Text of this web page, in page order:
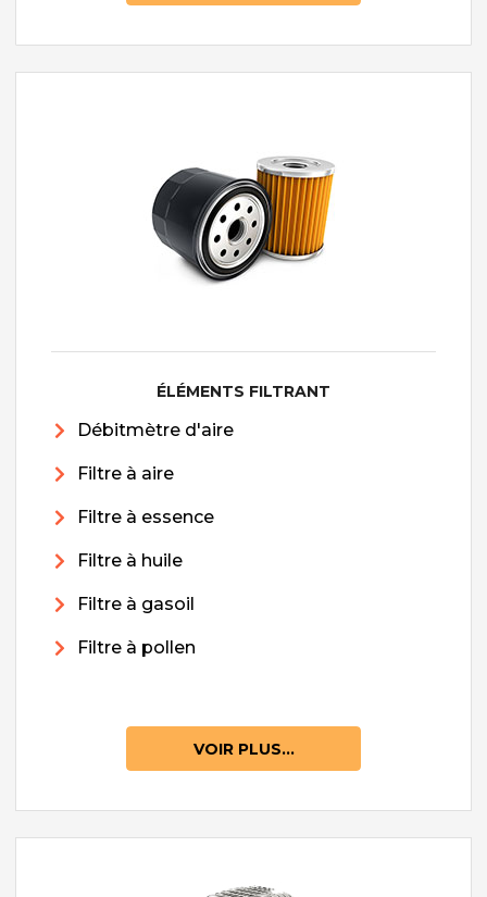
ÉLÉMENTS FILTRANT
Débitmètre d'aire
Filtre à aire
Filtre à essence
Filtre à huile
Filtre à gasoil
Filtre à pollen
VOIR PLUS...